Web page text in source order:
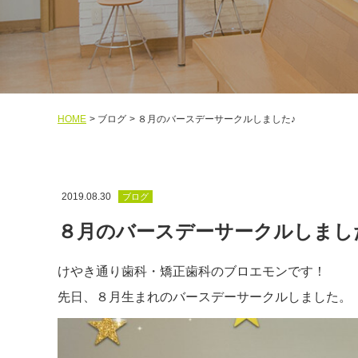
HOME ブログ ８月のバースデーサークルしました♪
2019.08.30 ブログ
８月のバースデーサークルしまし
けやき通り歯科・矯正歯科のブロエモンです！
先日、８月生まれのバースデーサークルしました。